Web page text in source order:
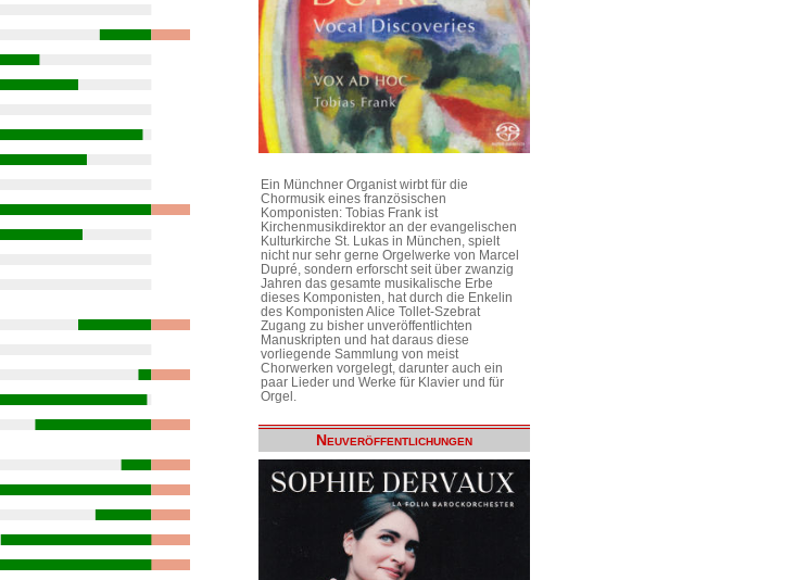
Ein Münchner Organist wirbt für die
Chormusik eines französischen
Komponisten: Tobias Frank ist
Kirchenmusikdirektor an der evangelischen
Kulturkirche St. Lukas in München, spielt
nicht nur sehr gerne Orgelwerke von Marcel
Dupré, sondern erforscht seit über zwanzig
Jahren das gesamte musikalische Erbe
dieses Komponisten, hat durch die Enkelin
des Komponisten Alice Tollet-Szebrat
Zugang zu bisher unveröffentlichten
Manuskripten und hat daraus diese
vorliegende Sammlung von meist
Chorwerken vorgelegt, darunter auch ein
paar Lieder und Werke für Klavier und für
Orgel.
Neuveröffentlichungen